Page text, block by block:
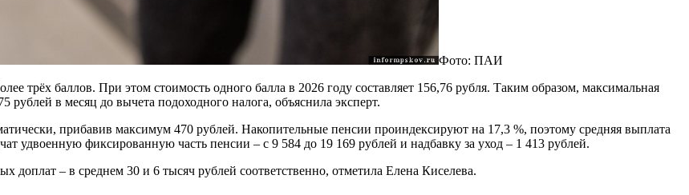
Фото: ПАИ
трёх баллов. При этом стоимость одного балла в 2026 году составляет 156,76 рубля. Таким образом, максимальная
рублей в месяц до вычета подоходного налога, объяснила эксперт.
прибавив максимум 470 рублей. Накопительные пенсии проиндексируют на 17,3 %, поэтому средняя выплата
удвоенную фиксированную часть пенсии – с 9 584 до 19 169 рублей и надбавку за уход – 1 413 рублей.
– в среднем 30 и 6 тысяч рублей соответственно, отметила Елена Киселева.